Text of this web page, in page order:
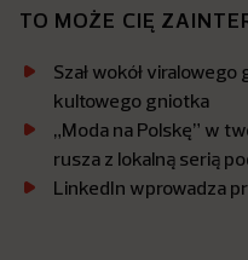
TO MOŻE CIĘ
Szał wokół
kultowego gniotka
„Moda na Polskę” w
rusza z lokalną serią
LinkedIn wprowadza